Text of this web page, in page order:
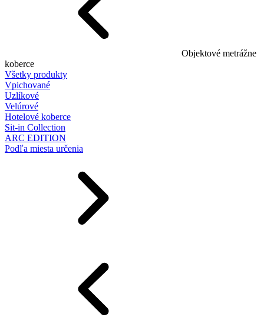
Objektové metrážne
koberce
Všetky produkty
Vpichované
Uzlíkové
Velúrové
Hotelové koberce
Sit-in Collection
ARC EDITION
Podľa miesta určenia